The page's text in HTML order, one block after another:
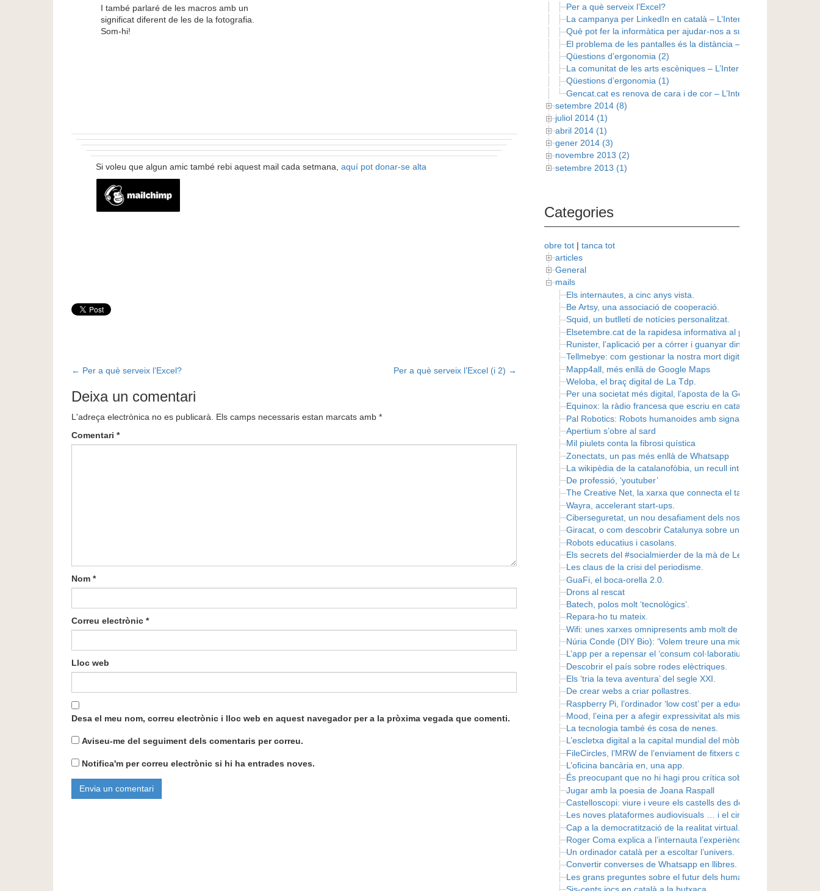
I també parlaré de les macros amb un
significat diferent de les de la fotografia.
Som-hi!
Si voleu que algun amic també rebi aquest mail cada setmana, aquí pot donar-se alta
Post
navigation
← Per a què serveix l’Excel? Per a què serveix l’Excel (i 2) →
Deixa un comentari
L'adreça electrònica no es publicarà. Els camps necessaris estan marcats amb *
Comentari *
Nom *
Correu electrònic *
Lloc web
Desa el meu nom, correu electrònic i lloc web en aquest navegador per a la pròxima vegada que comenti.
Aviseu-me del seguiment dels comentaris per correu.
Notifica'm per correu electrònic si hi ha entrades noves.
Per a què serveix l’Excel?
La campanya per LinkedIn en català – L’Internauta del 24
Què pot fer la informàtica per ajudar-nos a superar les
El problema de les pantalles és la distància – L’Internauta del 17
Qüestions d’ergonomia (2)
La comunitat de les arts escèniques – L’Internauta del 10
Qüestions d’ergonomia (1)
Gencat.cat es renova de cara i de cor – L’Internauta del 3
setembre 2014 (8)
juliol 2014 (1)
abril 2014 (1)
gener 2014 (3)
novembre 2013 (2)
setembre 2013 (1)
Categories
obre tot | tanca tot
articles
General
mails
Els internautes, a cinc anys vista.
Be Artsy, una associació de cooperació.
Squid, un butlletí de notícies personalitzat.
Elsetembre.cat de la rapidesa informativa al periodisme en
Runister, l’aplicació per a córrer i guanyar diners.
Tellmebye: com gestionar la nostra mort digital.
Mapp4all, més enllà de Google Maps
Weloba, el braç digital de La Tdp.
Per una societat més digital, l’aposta de la Generalitat.
Equinox: la ràdio francesa que escriu en català.
Pal Robotics: Robots humanoides amb signatura catalana.
Apertium s’obre al sard
Mil piulets conta la fibrosi quística
Zonectats, un pas més enllà de Whatsapp
La wikipèdia de la catalanofòbia, un recull inteligent de casos
De professió, ‘youtuber’
The Creative Net, la xarxa que connecta el talent de Barcelona.
Wayra, accelerant start-ups.
Ciberseguretat, un nou desafiament dels nostres dies.
Giracat, o com descobrir Catalunya sobre una roda.
Robots educatius i casolans.
Els secrets del #socialmierder de la mà de Letibop.
Les claus de la crisi del periodisme.
GuaFi, el boca-orella 2.0.
Drons al rescat
Batech, polos molt ‘tecnològics’.
Repara-ho tu mateix.
Wifi: unes xarxes omnipresents amb molt de futur.
Núria Conde (DIY Bio): ‘Volem treure una mica d’autoritat a la
L’app per a repensar el ‘consum col·laboratiu’.
Descobrir el país sobre rodes elèctriques.
Els ‘tria la teva aventura’ del segle XXI.
De crear webs a criar pollastres.
Raspberry Pi, l’ordinador ‘low cost’ per a educar i experimentar.
Mood, l’eina per a afegir expressivitat als missatges.
La tecnologia també és cosa de nenes.
L’escletxa digital a la capital mundial del mòbil.
FileCircles, l’MRW de l’enviament de fitxers corporatius.
L’oficina bancària en, una app.
És preocupant que no hi hagi prou crítica sobre l’impacte del
Jugar amb la poesia de Joana Raspall
Castelloscopi: viure i veure els castells des de dins.
Les noves plataformes audiovisuals … i el cinema català.
Cap a la democratització de la realitat virtual.
Roger Coma explica a l’internauta l’experiència de ser actor i
Un ordinador català per a escoltar l’univers.
Convertir converses de Whatsapp en llibres.
Les grans preguntes sobre el futur dels humans … i de la Terra.